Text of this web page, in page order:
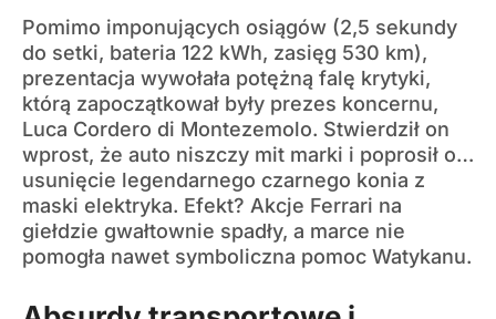
Pomimo imponujących osiągów (2,5 sekundy
do setki, bateria 122 kWh, zasięg 530 km),
prezentacja wywołała potężną falę krytyki,
którą zapoczątkował były prezes koncernu,
Luca Cordero di Montezemolo. Stwierdził on
wprost, że auto niszczy mit marki i poprosił o…
usunięcie legendarnego czarnego konia z
maski elektryka. Efekt? Akcje Ferrari na
giełdzie gwałtownie spadły, a marce nie
pomogła nawet symboliczna pomoc Watykanu.